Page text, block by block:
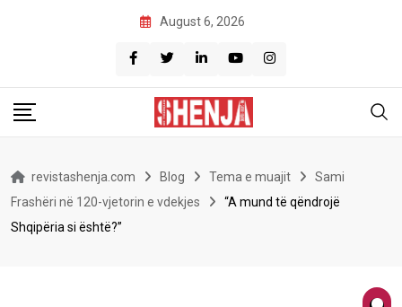
August 6, 2026
revistashenja.com Blog Tema e muajit
Sami
Frashëri në 120-vjetorin e vdekjes
“A mund të qëndrojë
Shqipëria si është?”